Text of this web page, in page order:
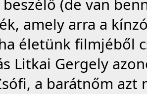
(de van
amely arra a
életünk filmjéből
Litkai Gergely
a barátnőm